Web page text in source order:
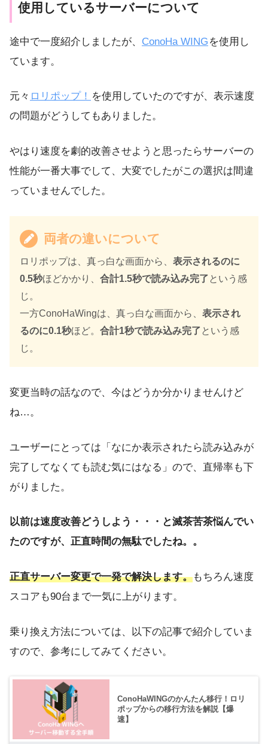
使用しているサーバーについて
途中で一度紹介しましたが、 ConoHa WING を使用し
ています。
元々 ロリポップ！ を使用していたのですが、表示速度
の問題がどうしてもありました。
やはり速度を劇的改善させようと思ったらサーバーの
性能が一番大事でして、大変でしたがこの選択は間違
っていませんでした。
両者の違いについて
ロリポップは、真っ白な画面から、表示されるのに
0.5秒ほどかかり、合計1.5秒で読み込み完了という感
じ。
一方ConoHaWingは、真っ白な画面から、表示され
るのに0.1秒ほど。合計1秒で読み込み完了という感
じ。
変更当時の話なので、今はどうか分かりませんけど
ね…。
ユーザーにとっては「なにか表示されたら読み込みが
完了してなくても読む気にはなる」ので、直帰率も下
がりました。
以前は速度改善どうしよう・・・と滅茶苦茶悩んでい
たのですが、正直時間の無駄でしたね。。
正直サーバー変更で一発で解決します。もちろん速度
スコアも90台まで一気に上がります。
乗り換え方法については、以下の記事で紹介していま
すので、参考にしてみてください。
ConoHaWINGのかんたん移行！ロリ
ポップからの移行方法を解説【爆
速】